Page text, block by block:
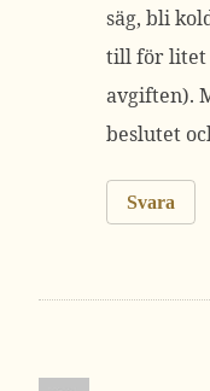
säg, bli
till för litet
avgiften).
beslutet
Svara